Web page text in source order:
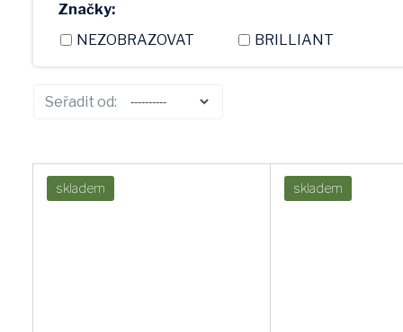
Značky:
NEZOBRAZOVAT
BRILLIANT
FULGUR EMOS
Seřadit od:
skladem skladem